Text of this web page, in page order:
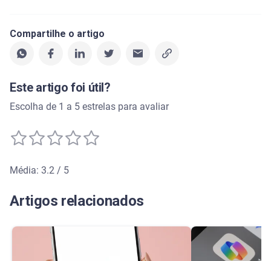
Compartilhe o artigo
Este artigo foi útil?
Escolha de 1 a 5 estrelas para avaliar
Média: 3.2 / 5
Artigos relacionados